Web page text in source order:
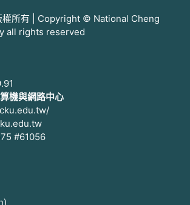
權所有 | Copyright © National Cheng
all rights reserved
機與網路中心
#61056